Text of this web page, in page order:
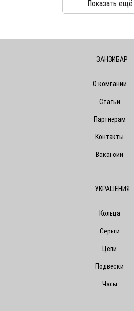
Показать ещё
ЗАНЗИБАР
О компании
Статьи
Партнерам
Контакты
Вакансии
УКРАШЕНИЯ
Кольца
Серьги
Цепи
Подвески
Часы